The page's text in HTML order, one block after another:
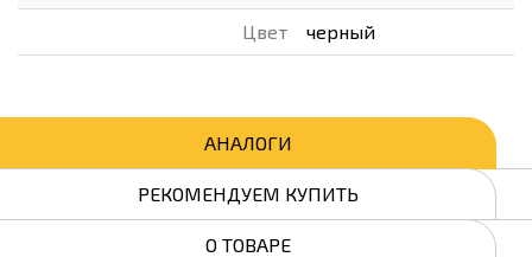
Цвет черный
АНАЛОГИ
РЕКОМЕНДУЕМ КУПИТЬ
О ТОВАРЕ